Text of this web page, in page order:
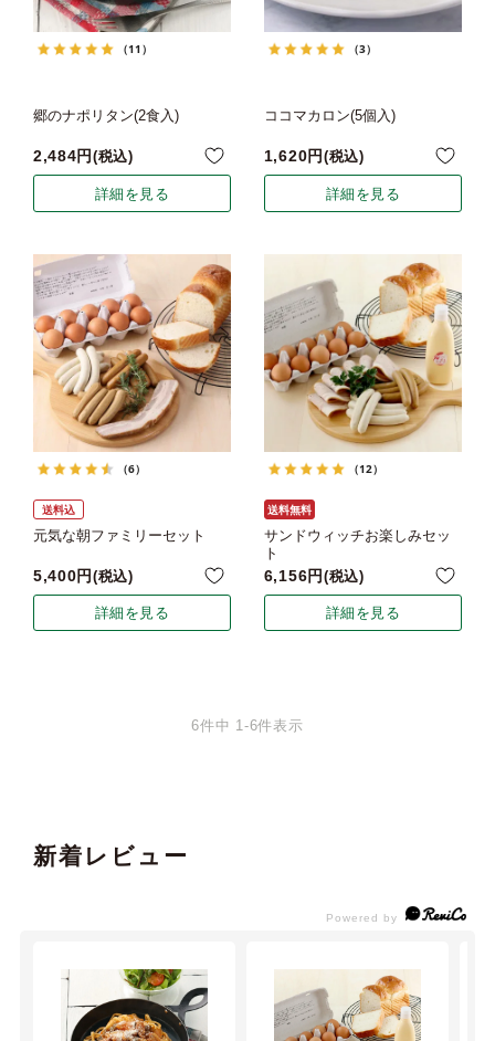
（11）
郷のナポリタン(2食入)
2,484 税込
詳細を見る
（3）
ココマカロン(5個入)
1,620 税込
詳細を見る
（6）
送料込
元気な朝ファミリーセット
5,400 税込
詳細を見る
（12）
送料無料
サンドウィッチお楽しみセッ
ト
6,156 税込
詳細を見る
6件中 1-6件表示
新着レビュー